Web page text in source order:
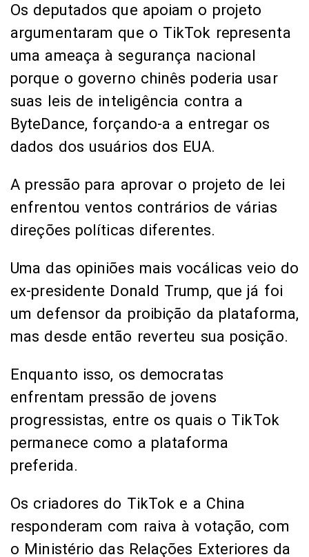
Os deputados que apoiam o projeto
argumentaram que o TikTok representa
uma ameaça à segurança nacional
porque o governo chinês poderia usar
suas leis de inteligência contra a
ByteDance, forçando-a a entregar os
dados dos usuários dos EUA.
A pressão para aprovar o projeto de lei
enfrentou ventos contrários de várias
direções políticas diferentes.
Uma das opiniões mais vocálicas veio do
ex-presidente Donald Trump, que já foi
um defensor da proibição da plataforma,
mas desde então reverteu sua posição.
Enquanto isso, os democratas
enfrentam pressão de jovens
progressistas, entre os quais o TikTok
permanece como a plataforma
preferida.
Os criadores do TikTok e a China
responderam com raiva à votação, com
o Ministério das Relações Exteriores da